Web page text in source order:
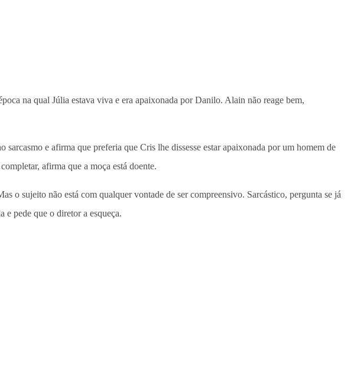
na qual Júlia estava viva e era apaixonada por Danilo. Alain não reage bem,
e afirma que preferia que Cris lhe dissesse estar apaixonada por um homem de
afirma que a moça está doente.
o sujeito não está com qualquer vontade de ser compreensivo. Sarcástico, pergunta se já
e pede que o diretor a esqueça.